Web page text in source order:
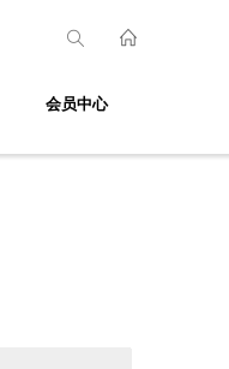
会员中心